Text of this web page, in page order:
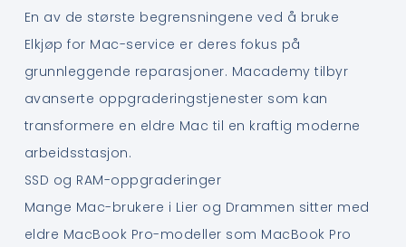
En av de største begrensningene ved å bruke
Elkjøp for Mac-service er deres fokus på
grunnleggende reparasjoner. Macademy tilbyr
avanserte oppgraderingstjenester som kan
transformere en eldre Mac til en kraftig moderne
arbeidsstasjon.
SSD og RAM-oppgraderinger
Mange Mac-brukere i Lier og Drammen sitter med
eldre MacBook Pro-modeller som MacBook Pro